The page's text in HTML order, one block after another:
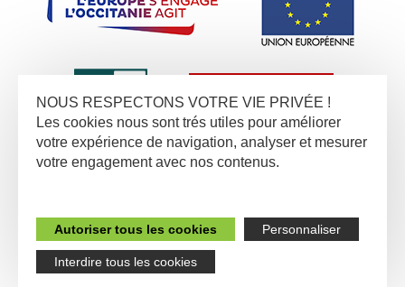
NOUS RESPECTONS VOTRE VIE PRIVÉE !
Les cookies nous sont trés utiles pour améliorer
votre expérience de navigation, analyser et mesurer
votre engagement avec nos contenus.
Autoriser tous les cookies Personnaliser
Interdire tous les cookies